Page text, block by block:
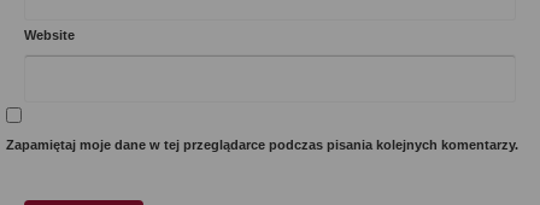
Website
Zapamiętaj moje dane w tej przeglądarce podczas pisania kolejnych komentarzy.